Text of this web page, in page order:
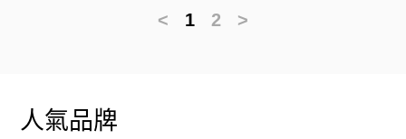
< 1 2 >
人氣品牌